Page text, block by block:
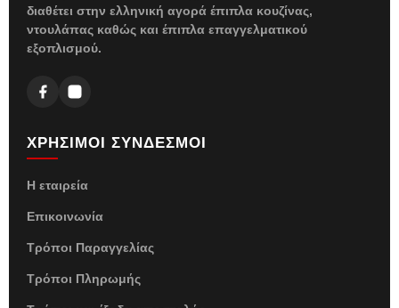
διαθέτει στην ελληνική αγορά έπιπλα κουζίνας,
ντουλάπας καθώς και έπιπλα επαγγελματικού
εξοπλισμού.
ΧΡΗΣΙΜΟΙ ΣΥΝΔΕΣΜΟΙ
Η εταιρεία
Επικοινωνία
Τρόποι Παραγγελίας
Τρόποι Πληρωμής